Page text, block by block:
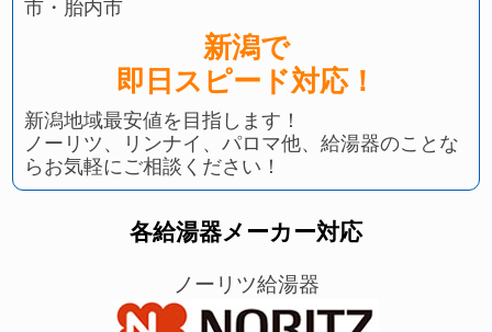
市・胎内市
新潟で
即日スピード対応！
新潟地域最安値を目指します！
ノーリツ、リンナイ、パロマ他、給湯器のことな
らお気軽にご相談ください！
各給湯器メーカー対応
ノーリツ給湯器